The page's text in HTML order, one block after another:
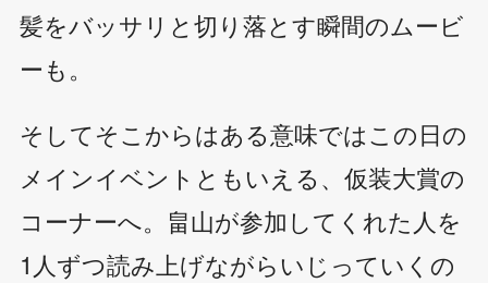
髪をバッサリと切り落とす瞬間のムービ
ーも。
そしてそこからはある意味ではこの日の
メインイベントともいえる、仮装大賞の
コーナーへ。畠山が参加してくれた人を
1人ずつ読み上げながらいじっていくの